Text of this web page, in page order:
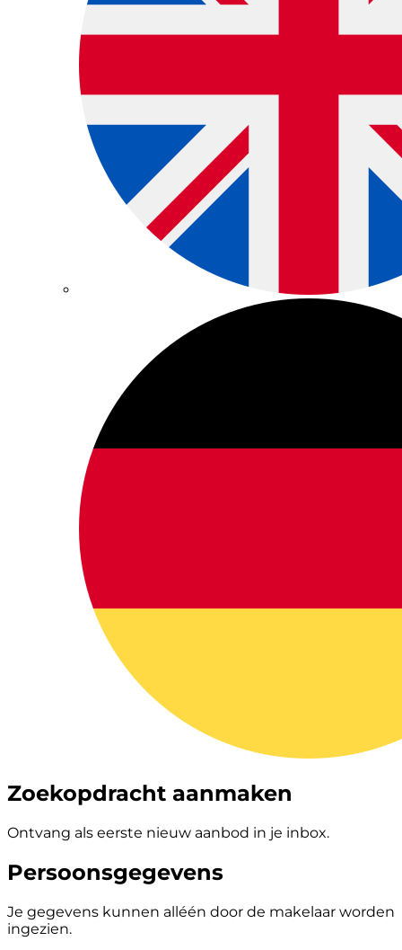
Zoekopdracht aanmaken
Ontvang als eerste nieuw aanbod in je inbox.
Persoonsgegevens
Je gegevens kunnen alléén door de makelaar worden
ingezien.